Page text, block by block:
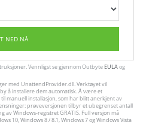
NED NÅ
Vennligst se gjennom Outbyte EULAog
med UnattendProvider.dll. Verktøyet vil
å installere dem automatisk. Å være et
manuell installasjon, som har blitt anerkjent av
prøveversjonen tilbyr et ubegrenset antall
Windows-registret GRATIS. Full versjon må
10, Windows 8 / 8.1, Windows 7 og Windows Vista